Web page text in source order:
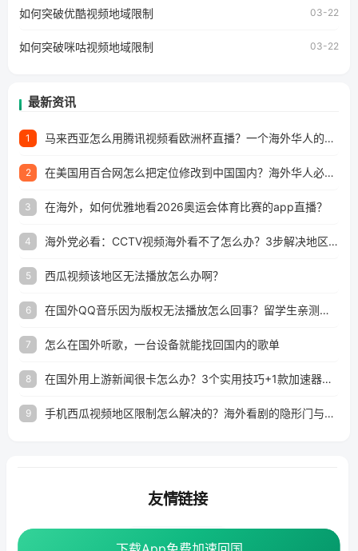
工作、留学、定居等，都可以使用，不再因地区和版权限制
所困扰。
如何突破优酷视频地域限制 03-22
如何突破咪咕视频地域限制 03-22
最新资讯
1 马来西亚怎么用腾讯视频看欧洲杯直播？一个海外华人的真实困扰与破解
2 在美国用百合网怎么把定位修改到中国国内？海外华人必备的回国加速指南
3 在海外，如何优雅地看2026奥运会体育比赛的app直播？
4 海外党必看：CCTV视频海外看不了怎么办？3步解决地区限制+追剧自由
5 西瓜视频该地区无法播放怎么办啊？
6 在国外QQ音乐因为版权无法播放怎么回事？留学生亲测有效的解决办法
7 怎么在国外听歌，一台设备就能找回国内的歌单
8 在国外用上游新闻很卡怎么办？3个实用技巧+1款加速器解决海外看国内内容难题
9 手机西瓜视频地区限制怎么解决的？海外看剧的隐形门与钥匙
友情链接